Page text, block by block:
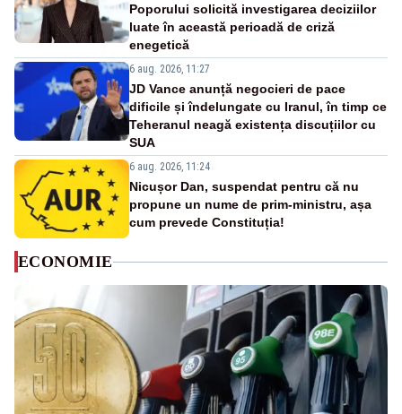
Poporului solicită investigarea deciziilor
luate în această perioadă de criză
enegetică
6 aug. 2026, 11:27
JD Vance anunță negocieri de pace
dificile și îndelungate cu Iranul, în timp ce
Teheranul neagă existența discuțiilor cu
SUA
6 aug. 2026, 11:24
Nicușor Dan, suspendat pentru că nu
propune un nume de prim-ministru, așa
cum prevede Constituția!
ECONOMIE